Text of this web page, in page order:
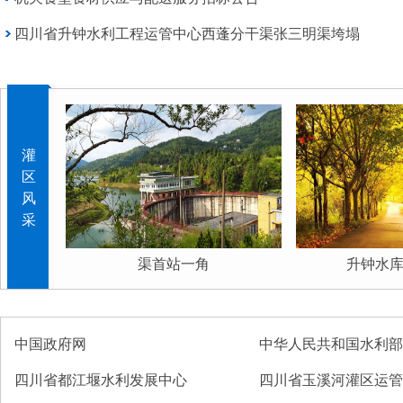
四川省升钟水利工程运管中心西蓬分干渠张三明渠垮塌
灌
区
风
采
渠首站一角 升钟水库
中国政府网 中华人民共和国水利部
四川省都江堰水利发展中心 四川省玉溪河灌区运